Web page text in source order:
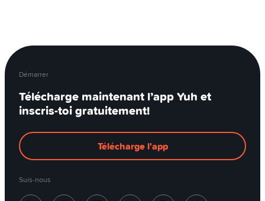
Démarrer
Télécharge maintenant l’app Yuh et
inscris-toi gratuitement!
Télécharge l'app
Suis-nous